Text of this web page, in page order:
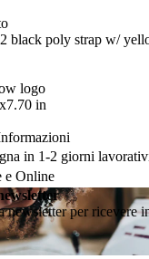
black poly strap w/
logo
in
in 1-2 giorni
e Online
newsletter per ricevere